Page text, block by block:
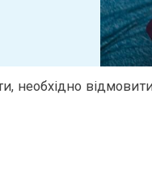
необхідно